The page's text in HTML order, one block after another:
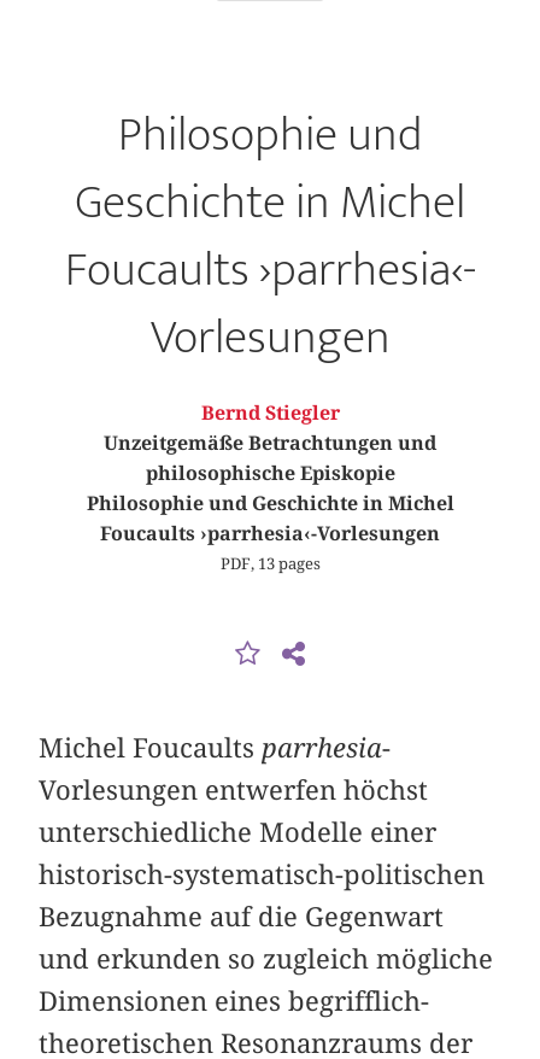
Philosophie und
Geschichte in Michel
Foucaults ›parrhesia‹-
Vorlesungen
Bernd Stiegler
Unzeitgemäße Betrachtungen und
philosophische Episkopie
Philosophie und Geschichte in Michel
Foucaults ›parrhesia‹-Vorlesungen
PDF, 13 pages
Michel Foucaults parrhesia-
Vorlesungen entwerfen höchst
unterschiedliche Modelle einer
historisch-systematisch-politischen
Bezugnahme auf die Gegenwart
und erkunden so zugleich mögliche
Dimensionen eines begrifflich-
theoretischen Resonanzraums der